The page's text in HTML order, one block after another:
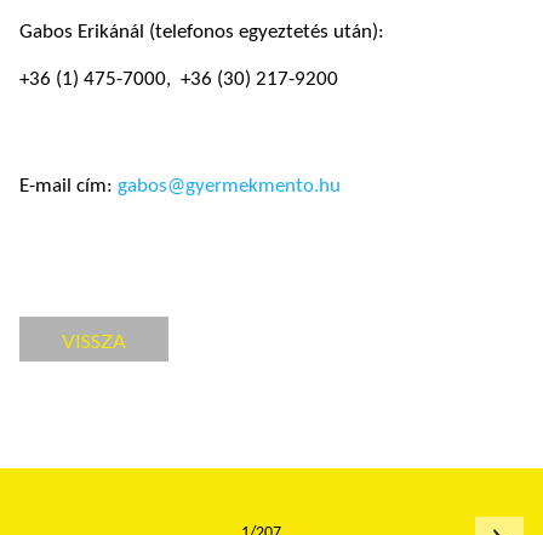
Gabos Erikánál (telefonos egyeztetés után):
+36 (1) 475-7000, +36 (30) 217-9200
E-mail cím: gabos@gyermekmento.hu
VISSZA